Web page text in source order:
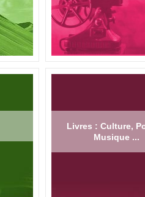
Livres : Culture,
Musique ...